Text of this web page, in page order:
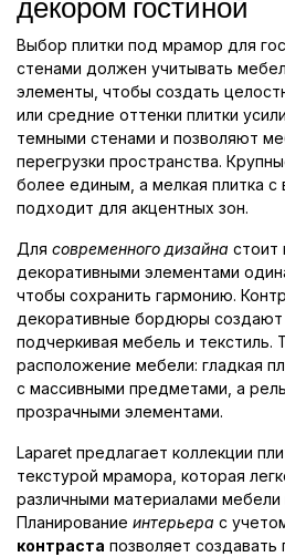
декором гостиной
Выбор плитки под мрамор для
стенами должен учитывать
элементы, чтобы создать
или средние оттенки плитки
темными стенами и позволяют
перегрузки пространства.
более единым, а мелкая плитка с
подходит для акцентных зон.
Для современного дизайна стоит
декоративными элементами
чтобы сохранить гармонию.
декоративные бордюры создают
подчеркивая мебель и текстиль.
расположение мебели: гладкая
с массивными предметами, а
прозрачными элементами.
Laparet предлагает коллекции
текстурой мрамора, которая
различными материалами мебели
Планирование интерьера с
контраста позволяет создавать